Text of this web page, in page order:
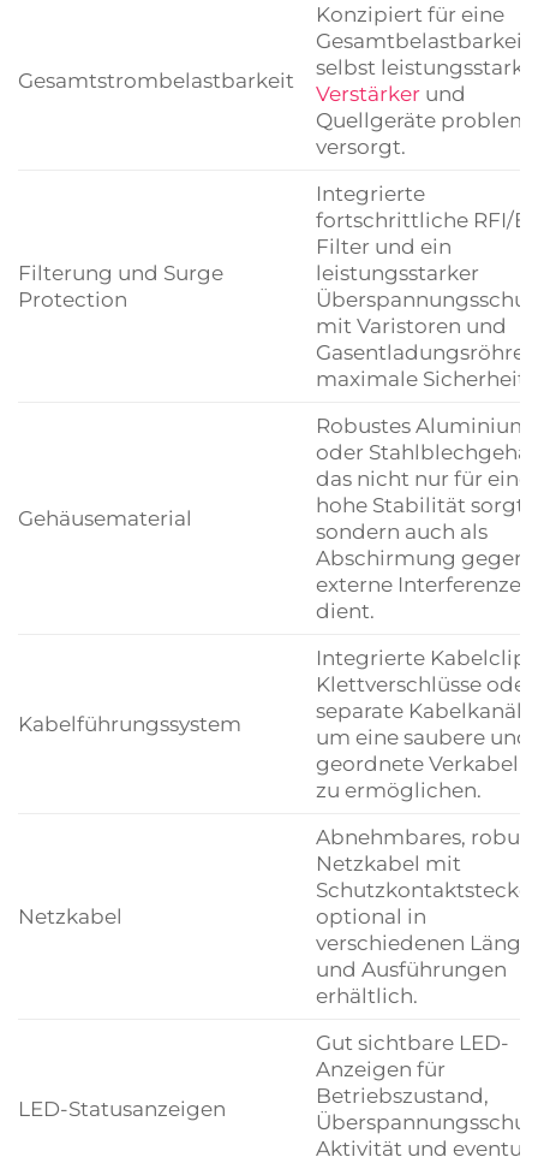
Gesamtstrombelastbarkeit
Konzipiert für eine
selbst leistungsstarke
Verstärkerund
Quellgeräte
versorgt.
Filterung und Surge
Protection
Integrierte
fortschrittliche RFI/
Filter und ein
leistungsstarker
mit Varistoren und
maximale Sicherheit.
Gehäusematerial
Robustes Aluminium-
oder
das nicht nur für eine
hohe Stabilität sorgt,
sondern auch als
Abschirmung gegen
externe Interferenzen
dient.
Kabelführungssystem
Integrierte
Klettverschlüsse oder
separate Kabelkanäle,
um eine saubere und
geordnete
zu ermöglichen.
Netzkabel
Abnehmbares,
Netzkabel mit
optional in
verschiedenen
und Ausführungen
erhältlich.
LED-Statusanzeigen
Gut sichtbare LED-
Anzeigen für
Betriebszustand,
Aktivität und